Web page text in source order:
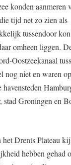
konden aanmeren
tijd net zo zien als
tussendoor
omheen liggen.
Oostzeekanaal
nog niet en waren
stad Groningen en
Drents Plateau
hebben gehad